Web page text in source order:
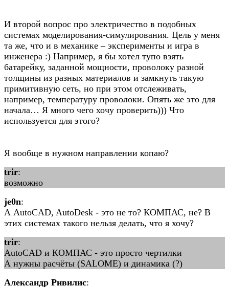
И второй вопрос про электричество в подобных
системах моделирования-симулирования. Цель у меня
та же, что и в механике – эксперименты и игра в
инженера :) Например, я бы хотел тупо взять
батарейку, заданной мощности, проволоку разной
толщины из разных материалов и замкнуть такую
примитивную сеть, но при этом отслеживать,
например, температуру проволоки. Опять же это для
начала… Я много чего хочу проверить))) Что
используется для этого?
Я вообще в нужном направлении копаю?
trir:
возможно
je0n:
А AutoCAD, AutoDesk - это не то? КОМПАС, не? В
этих системах такого нельзя делать, что я хочу?
trir:
AutoCAD и КОМПАС - это просто чертилки
А нужны расчёты (SALOME) и динамика (?)
Александр Ривилис: